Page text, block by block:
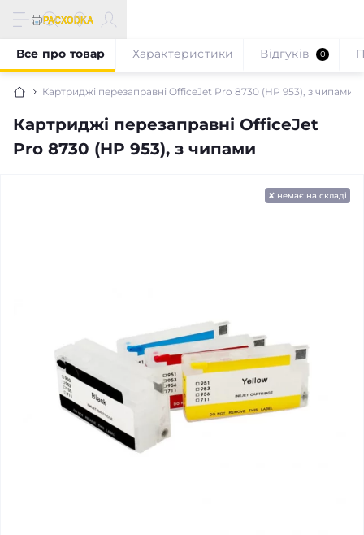
Картриджі перезаправні OfficeJet Pro 8730 (HP 953), з чипами
Картриджі перезаправні OfficeJet
Pro 8730 (HP 953), з чипами
Все про товар Характеристики Відгуків 0
✘ немає на складі